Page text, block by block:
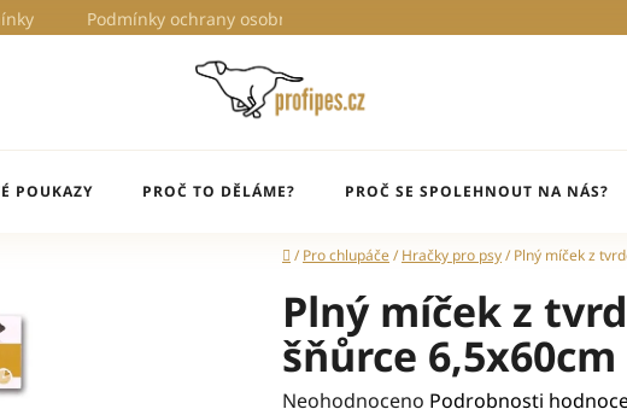
Podmínky ochrany osobních údajů
POUKAZY PROČ TO DĚLÁME? PROČ SE SPOLEHNOUT NA NÁS?
Domů
/ Pro chlupáče/ Hračky pro psy/ Plný míček z
Plný míček z
šňůrce 6,5x60cm
Průměrné
Neohodnoceno Podrobnosti